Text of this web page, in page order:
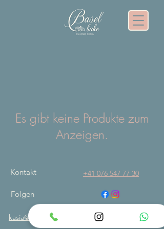
Es gibt keine Produkte zum
Anzeigen.
Kontakt +41 076 547 77 30
Folgen
kasia@basel-bake.ch